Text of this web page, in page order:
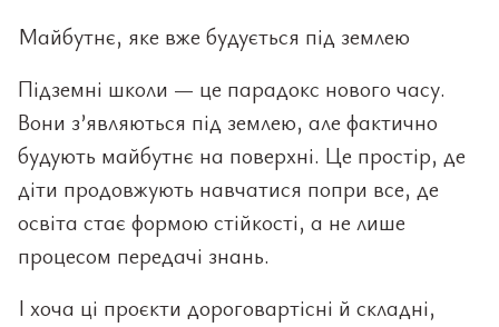
Майбутнє, яке вже будується під землею
Підземні школи — це парадокс нового часу.
Вони з’являються під землею, але фактично
будують майбутнє на поверхні. Це простір, де
діти продовжують навчатися попри все, де
освіта стає формою стійкості, а не лише
процесом передачі знань.
І хоча ці проєкти дороговартісні й складні,